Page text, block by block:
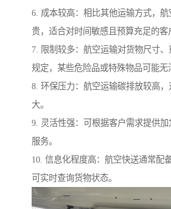
6. 成本较高：相比其他运输方式，
贵，适合对时间敏感且预算充足的客
7. 限制较多：航空运输对货物尺寸
规定，某些危险品或特殊物品可能无
8. 环保压力：航空运输碳排放较高
大。
9. 灵活性强：可根据客户需求提供
服务。
10. 信息化程度高：航空快送通常配
可实时查询货物状态。